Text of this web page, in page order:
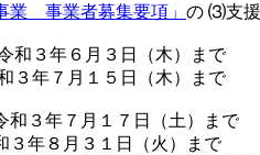
業 事業者募集要項」 の ⑶支援
和３年６月３日（木）まで
７月１５日（木）まで
３年７月１７日（土）まで
年８月３１日（火）まで